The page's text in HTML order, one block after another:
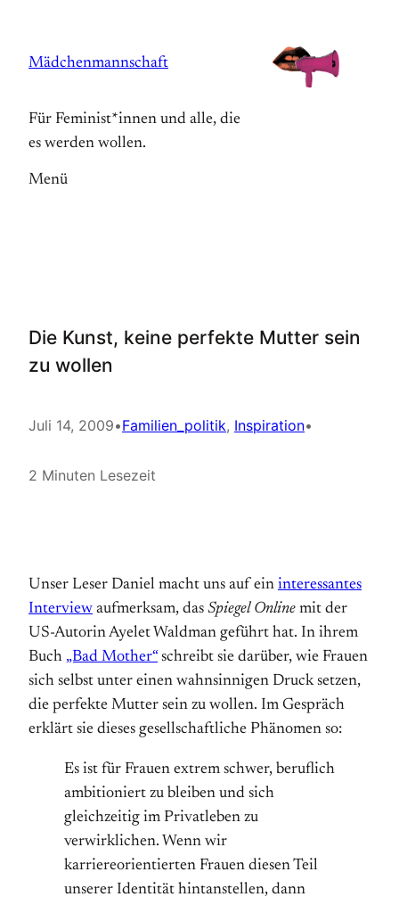
springen
Mädchenmannschaft
Für Feminist*innen und alle, die
es werden wollen.
Menü
Die Kunst, keine perfekte Mutter sein
zu wollen
Juli 14, 2009•Familien_politik, Inspiration•
2 Minuten Lesezeit
Unser Leser Daniel macht uns auf ein interessantes
Interview aufmerksam, das Spiegel Online mit der
US-Autorin Ayelet Waldman geführt hat. In ihrem
Buch „Bad Mother“ schreibt sie darüber, wie Frauen
sich selbst unter einen wahnsinnigen Druck setzen,
die perfekte Mutter sein zu wollen. Im Gespräch
erklärt sie dieses gesellschaftliche Phänomen so:
Es ist für Frauen extrem schwer, beruflich
ambitioniert zu bleiben und sich
gleichzeitig im Privatleben zu
verwirklichen. Wenn wir
karriereorientierten Frauen diesen Teil
unserer Identität hintanstellen, dann